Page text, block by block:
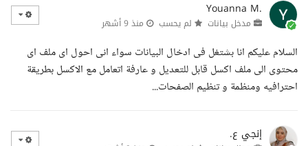
Youanna M.
مدخل بيانات لم يحسب منذ 9 أشهر
السلام عليكم انا بشتغل فى ادخال البيانات سواء انى احول اى ملف اى
محتوى الى ملف اكسل قابل للتعديل و عارفة اتعامل مع الاكسل بطريقة
احترافيه ومنظمة و تنظيم الصفحات...
إنجي ع.